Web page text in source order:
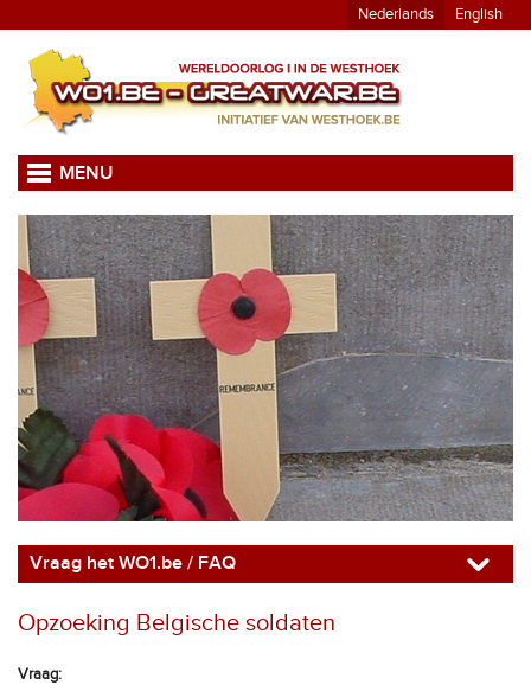
Nederlands English
MENU
Vraag het WO1.be / FAQ
Opzoeking Belgische soldaten
Vraag: